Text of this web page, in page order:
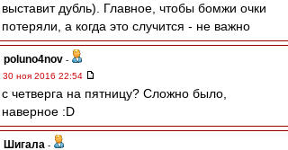
выставит дубль). Главное, чтобы бомжи очки
потеряли, а когда это случится - не важно
poluno4nov -
30 ноя 2016 22:54
с четверга на пятницу? Сложно было,
наверное :D
Шигала -